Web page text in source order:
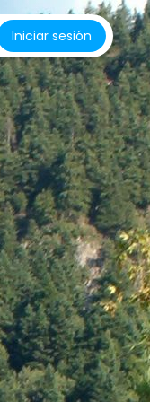
Iniciar sesión